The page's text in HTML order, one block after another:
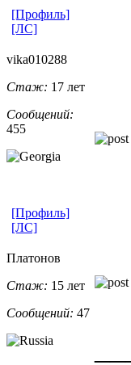
[Профиль]
[ЛС]
vika010288
Стаж: 17 лет
Сообщений:
455
[Профиль]
[ЛС]
Платонов
Стаж: 15 лет
Сообщений: 47